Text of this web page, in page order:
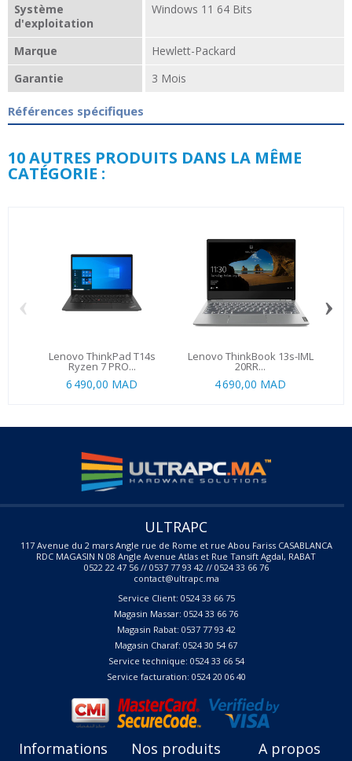
Système
d'exploitation
Windows 11 64 Bits
Marque
Hewlett-Packard
Garantie
3 Mois
Références spécifiques
10 AUTRES PRODUITS DANS LA MÊME
CATÉGORIE :
Lenovo ThinkPad T14s
Ryzen 7 PRO...
6 490,00 MAD
Lenovo ThinkBook 13s-IML
20RR...
4 690,00 MAD
‹ ›
ULTRAPC
117 Avenue du 2 mars Angle rue de Rome et rue Abou Fariss CASABLANCA
RDC MAGASIN N 08 Angle Avenue Atlas et Rue Tansift Agdal, RABAT
0522 22 47 56 // 0537 77 93 42 // 0524 33 66 76
contact@ultrapc.ma
Service Client: 0524 33 66 75
Magasin Massar: 0524 33 66 76
Magasin Rabat: 0537 77 93 42
Magasin Charaf: 0524 30 54 67
Service technique: 0524 33 66 54
Service facturation: 0524 20 06 40
Informations Nos produits A propos